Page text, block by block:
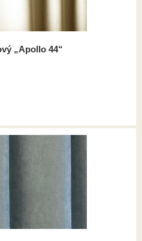
„Apollo 44“